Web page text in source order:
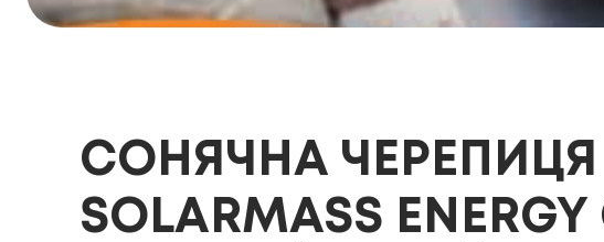
СОНЯЧНА ЧЕРЕПИЦЯ
SOLARMASS